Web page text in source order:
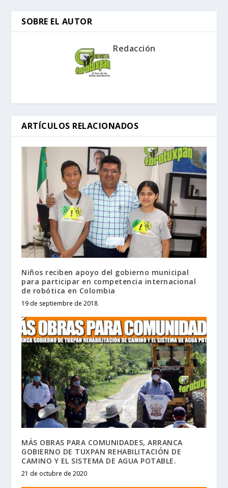
SOBRE EL AUTOR
Redacción
ARTÍCULOS RELACIONADOS
Niños reciben apoyo del gobierno municipal
para participar en competencia internacional
de robótica en Colombia
19 de septiembre de 2018
MÁS OBRAS PARA COMUNIDADES, ARRANCA
GOBIERNO DE TUXPAN REHABILITACIÓN DE
CAMINO Y EL SISTEMA DE AGUA POTABLE.
21 de octubre de 2020